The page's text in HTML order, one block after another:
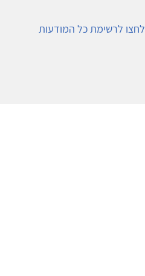
לחצו לרשימת כל המודעות